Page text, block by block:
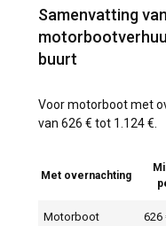
Samenvatting
buurt
Voor motorboot met
van 626 € tot 1.124 €.
Met overnachting
Motorboot 626